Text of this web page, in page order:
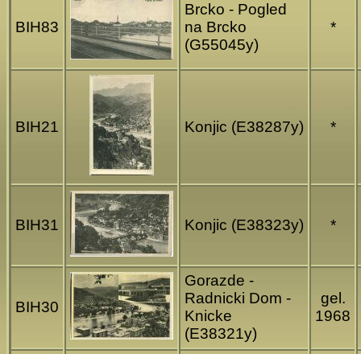
BIH83
Brcko - Pogled
na Brcko
(G55045y)
*
BIH21 Konjic (E38287y) *
BIH31 Konjic (E38323y) *
BIH30
Gorazde -
Radnicki Dom -
Knicke
(E38321y)
gel.
1968